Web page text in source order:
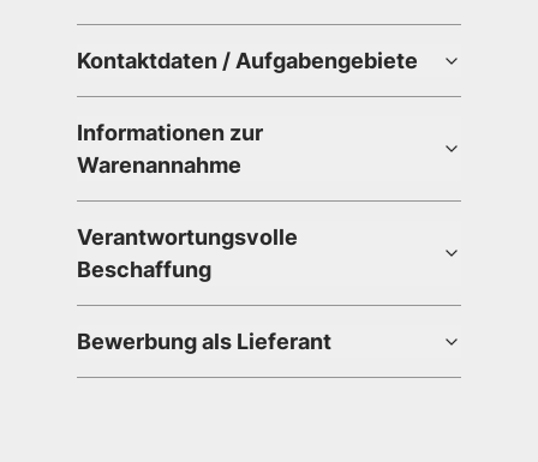
Kontaktdaten / Aufgabengebiete
Informationen zur
Warenannahme
Verantwortungsvolle
Beschaffung
Bewerbung als Lieferant